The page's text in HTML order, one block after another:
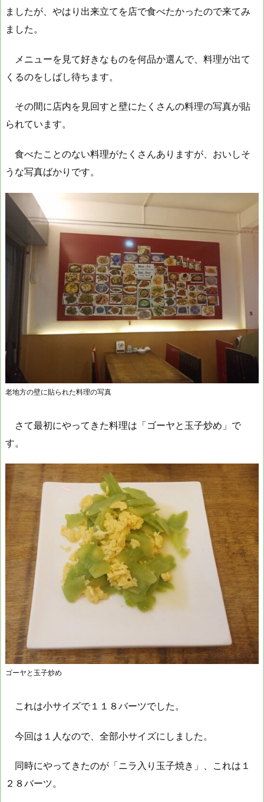
ましたが、やはり出来立てを店で食べたかったので来てみ
ました。
メニューを見て好きなものを何品か選んで、料理が出て
くるのをしばし待ちます。
その間に店内を見回すと壁にたくさんの料理の写真が貼
られています。
食べたことのない料理がたくさんありますが、おいしそ
うな写真ばかりです。
老地方の壁に貼られた料理の写真
さて最初にやってきた料理は「ゴーヤと玉子炒め」で
す。
ゴーヤと玉子炒め
これは小サイズで１１８バーツでした。
今回は１人なので、全部小サイズにしました。
同時にやってきたのが「ニラ入り玉子焼き」、これは１
２８バーツ。